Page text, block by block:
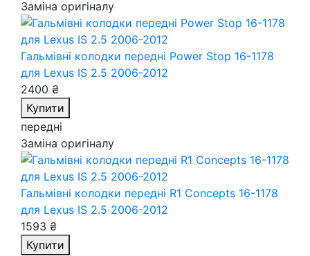
Заміна оригіналу
Гальмівні колодки передні Power Stop 16-1178
для Lexus IS 2.5 2006-2012
2400 ₴
Купити
передні
Заміна оригіналу
Гальмівні колодки передні R1 Concepts 16-1178
для Lexus IS 2.5 2006-2012
1593 ₴
Купити